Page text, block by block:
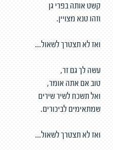
קשט אותה בפרי גן
וזהו טנא מצויין.
ואז לא תצטרך לשאול...
עשה לך גם זר,
טוב אם אתה אומר,
ואל תשכח לשיר שירים
שמתאימים לביכורים.
ואז לא תצטרך לשאול...